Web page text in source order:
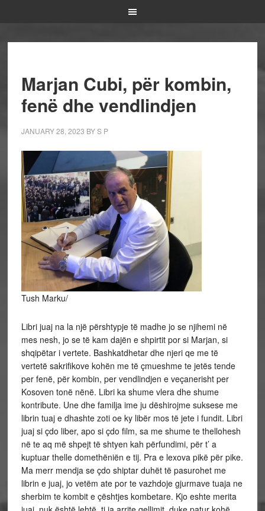
Marjan Cubi, për kombin,
fenë dhe vendlindjen
JANUARY 28, 2023 BYS P
Tush Marku/
Libri juaj na la një përshtypje të madhe jo se njihemi në
mes nesh, jo se të kam dajën e shpirtit por si Marjan, si
shqipëtar i vertete. Bashkatdhetar dhe njeri qe me të
vertetë sakrifikove kohën me të çmueshme te jetës tende
per fenë, për kombin, per vendlindjen e veçanerisht per
Kosoven tonë nënë. Libri ka shume vlera dhe shume
kontribute. Une dhe familja ime ju dëshirojme suksese me
librin tuaj e dhashte zoti oe ky libër mos të jete i fundit. Libri
juaj si çdo liber, apo si çdo film, sa me shume te thellohesh
në te aq më shpejt të shtyen kah përfundimi, për t’ a
kuptuar thelle domethëniën e tij. Pra e lexova pikë për pike.
Ma merr mendja se çdo shiptar duhët të pasurohet me
librin e juaj, jo vetëm ate por te vazhdoje gjurmave tuaja ne
sherbim te kombit e çështjes kombetare. Kjo eshte merita